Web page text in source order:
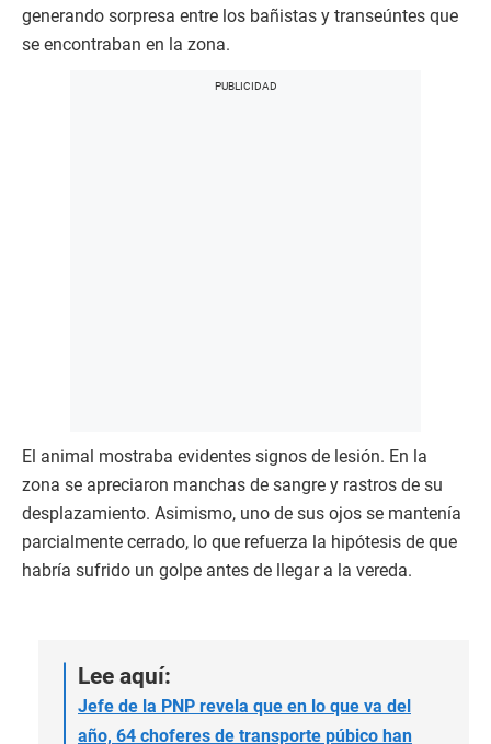
generando sorpresa entre los bañistas y transeúntes que
se encontraban en la zona.
El animal mostraba evidentes signos de lesión. En la
zona se apreciaron manchas de sangre y rastros de su
desplazamiento. Asimismo, uno de sus ojos se mantenía
parcialmente cerrado, lo que refuerza la hipótesis de que
habría sufrido un golpe antes de llegar a la vereda.
Lee aquí:
Jefe de la PNP revela que en lo que va del
año, 64 choferes de transporte púbico han